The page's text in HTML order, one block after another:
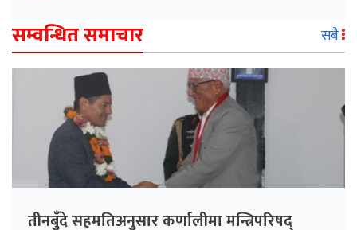
सम्वन्धित समाचार सबै
तीनबुँदे सहमतिअनुसार कर्णालीमा मन्त्रिपरिषद्